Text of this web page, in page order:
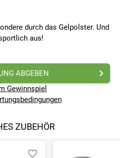
durch das Gelpolster. Und
aus!
ABGEBEN
Gewinnspiel
ZUBEHÖR